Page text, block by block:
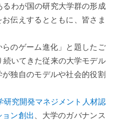
るわが国の研究大学群の形成
伝えするとともに、皆さま
のゲーム進化」と題したご
いてきた従来の大学モデル
独自のモデルや社会的役割
研究開発マネジメント人材認
ン創出、大学のガバナンス